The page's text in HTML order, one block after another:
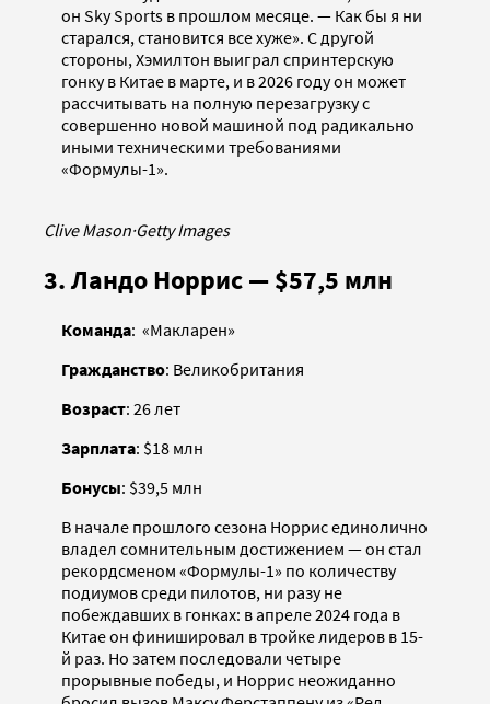
он Sky Sports в прошлом месяце. — Как бы я ни
старался, становится все хуже». С другой
стороны, Хэмилтон выиграл спринтерскую
гонку в Китае в марте, и в 2026 году он может
рассчитывать на полную перезагрузку с
совершенно новой машиной под радикально
иными техническими требованиями
«Формулы-1».
Clive Mason·Getty Images
3. Ландо Норрис — $57,5 млн
Команда: «Макларен»
Гражданство: Великобритания
Возраст: 26 лет
Зарплата: $18 млн
Бонусы: $39,5 млн
В начале прошлого сезона Норрис единолично
владел сомнительным достижением — он стал
рекордсменом «Формулы-1» по количеству
подиумов среди пилотов, ни разу не
побеждавших в гонках: в апреле 2024 года в
Китае он финишировал в тройке лидеров в 15-
й раз. Но затем последовали четыре
прорывные победы, и Норрис неожиданно